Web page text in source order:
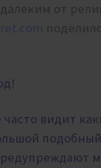
от
видит